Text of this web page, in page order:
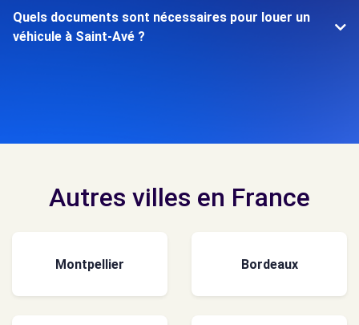
Quels documents sont nécessaires pour louer un
véhicule à Saint-Avé ?
Autres villes en France
Montpellier Bordeaux